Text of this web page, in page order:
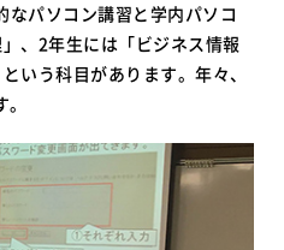
パソコン講習と学内パソコ
、2年生には「ビジネス情報
いう科目があります。年々、